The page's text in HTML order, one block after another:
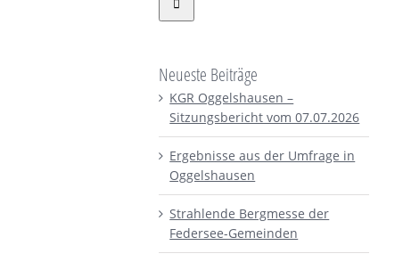
Neueste Beiträge
KGR Oggelshausen –
Sitzungsbericht vom 07.07.2026
Ergebnisse aus der Umfrage in
Oggelshausen
Strahlende Bergmesse der
Federsee-Gemeinden